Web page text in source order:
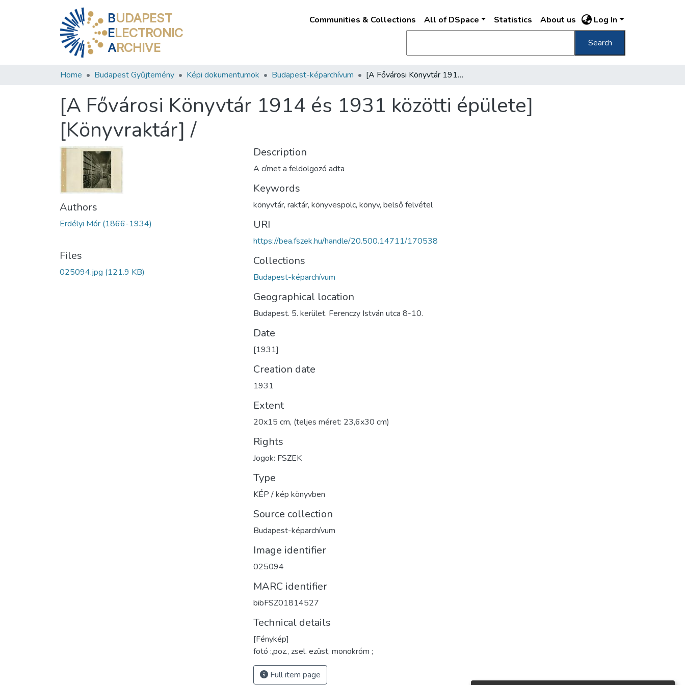
BUDAPEST
ELECTRONIC
ARCHIVE
Communities & Collections All of DSpace Statistics About us Log In
Search
Home Budapest Gyűjtemény Képi dokumentumok Budapest-képarchívum [A Fővárosi Könyvtár 1914 és 1931 közötti épülete] [Könyvraktár] /
[A Fővárosi Könyvtár 1914 és 1931 közötti épülete]
[Könyvraktár] /
Authors
Erdélyi Mór (1866-1934)
Files
025094.jpg (121.9 KB)
Description
A címet a feldolgozó adta
Keywords
könyvtár, raktár, könyvespolc, könyv, belső felvétel
URI
https://bea.fszek.hu/handle/20.500.14711/170538
Collections
Budapest-képarchívum
Geographical location
Budapest. 5. kerület. Ferenczy István utca 8-10.
Date
[1931]
Creation date
1931
Extent
20x15 cm, (teljes méret: 23,6x30 cm)
Rights
Jogok: FSZEK
Type
KÉP / kép könyvben
Source collection
Budapest-képarchívum
Image identifier
025094
MARC identifier
bibFSZ01814527
Technical details
[Fénykép]
fotó :,poz., zsel. ezüst, monokróm ;
Full item page